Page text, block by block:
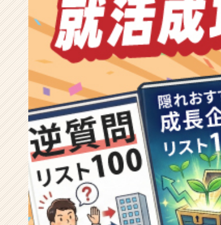
成
長
企
業
か
ら
カ
ウ
ト
が
届
く
就
サ
イ
ト